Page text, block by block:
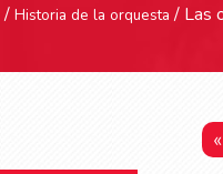
/ Historia de la orquesta / Las
«